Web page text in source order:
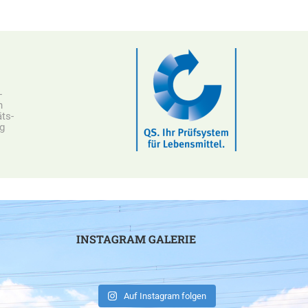
INSTAGRAM GALERIE
Auf Instagram folgen